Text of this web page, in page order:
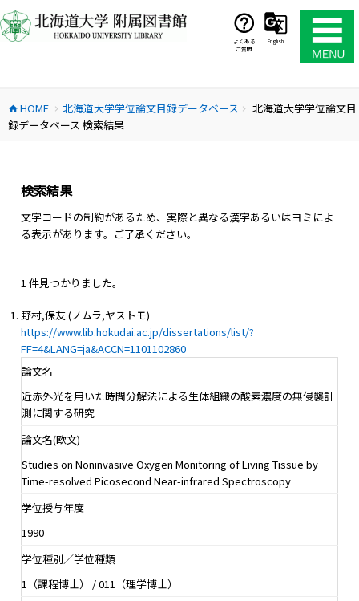
ン
テ
ス
キ
よくある
ご質問
English
home HOME chevron_right 北海道大学学位論文目録データベース chevron_right
北海道大学学位論文目
録データベース 検索結果
検索結果
文字コードの制約があるため、実際と異なる漢字あるいはヨミによ
る表示があります。ご了承ください。
1 件見つかりました。
野村,保友 (ノムラ,ヤストモ)
https://www.lib.hokudai.ac.jp/dissertations/list/?
FF=4&LANG=ja&ACCN=1101102860
論文名
近赤外光を用いた時間分解法による生体組織の酸素濃度の無侵襲計
測に関する研究
論文名(欧文)
Studies on Noninvasive Oxygen Monitoring of Living Tissue by
Time-resolved Picosecond Near-infrared Spectroscopy
学位授与年度
1990
学位種別／学位種類
1（課程博士） / 011（理学博士）